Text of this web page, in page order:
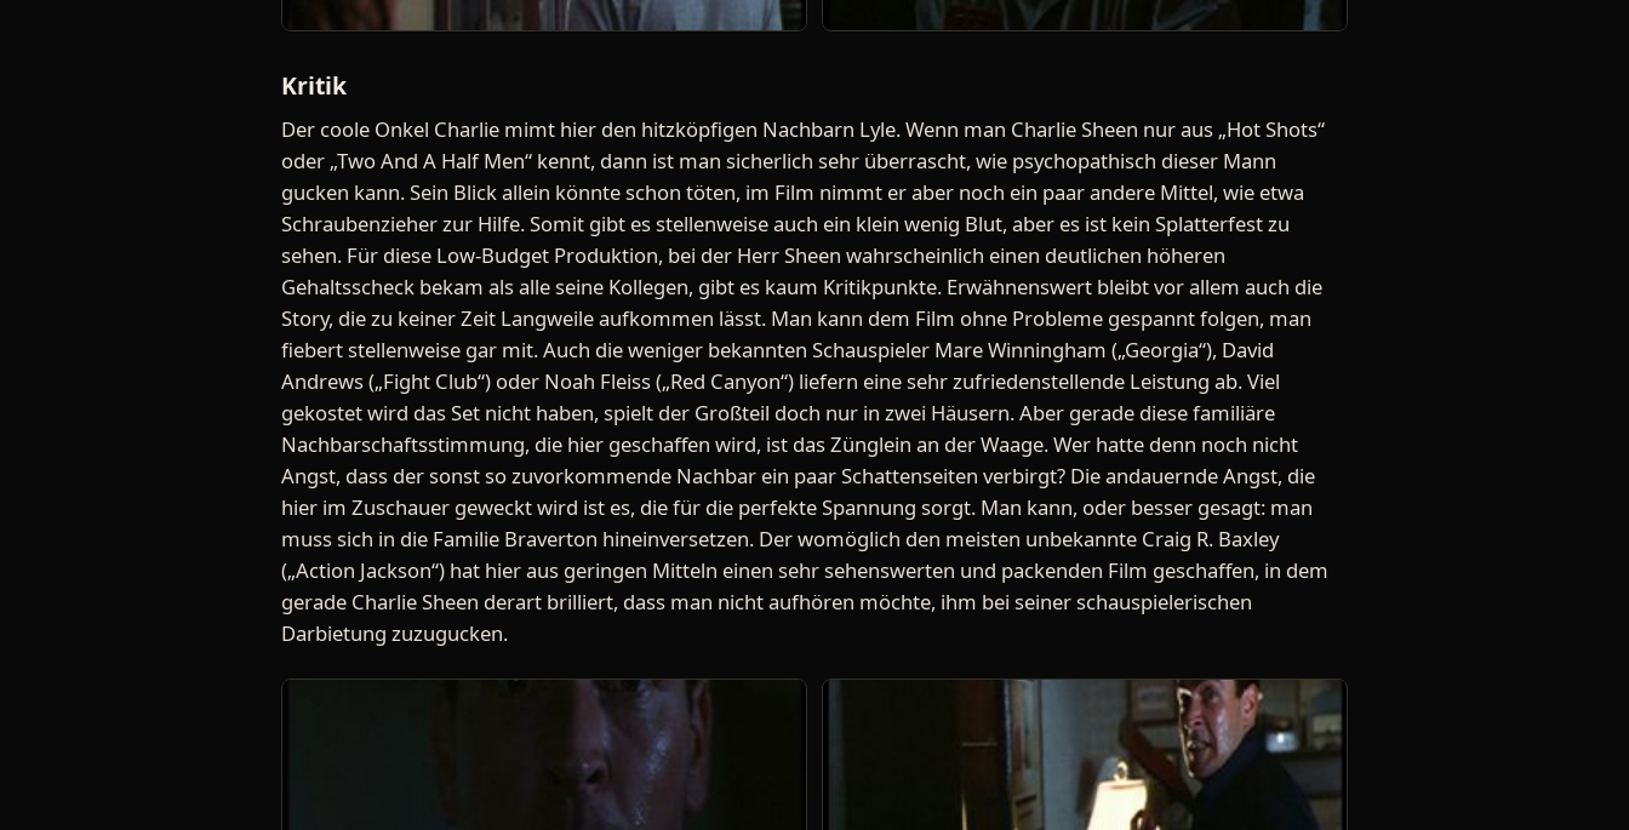
Kritik
Der coole Onkel Charlie mimt hier den hitzköpfigen Nachbarn Lyle. Wenn man Charlie Sheen nur aus „Hot Shots“
oder „Two And A Half Men“ kennt, dann ist man sicherlich sehr überrascht, wie psychopathisch dieser Mann
gucken kann. Sein Blick allein könnte schon töten, im Film nimmt er aber noch ein paar andere Mittel, wie etwa
Schraubenzieher zur Hilfe. Somit gibt es stellenweise auch ein klein wenig Blut, aber es ist kein Splatterfest zu
sehen. Für diese Low-Budget Produktion, bei der Herr Sheen wahrscheinlich einen deutlichen höheren
Gehaltsscheck bekam als alle seine Kollegen, gibt es kaum Kritikpunkte. Erwähnenswert bleibt vor allem auch die
Story, die zu keiner Zeit Langweile aufkommen lässt. Man kann dem Film ohne Probleme gespannt folgen, man
fiebert stellenweise gar mit. Auch die weniger bekannten Schauspieler Mare Winningham („Georgia“), David
Andrews („Fight Club“) oder Noah Fleiss („Red Canyon“) liefern eine sehr zufriedenstellende Leistung ab. Viel
gekostet wird das Set nicht haben, spielt der Großteil doch nur in zwei Häusern. Aber gerade diese familiäre
Nachbarschaftsstimmung, die hier geschaffen wird, ist das Zünglein an der Waage. Wer hatte denn noch nicht
Angst, dass der sonst so zuvorkommende Nachbar ein paar Schattenseiten verbirgt? Die andauernde Angst, die
hier im Zuschauer geweckt wird ist es, die für die perfekte Spannung sorgt. Man kann, oder besser gesagt: man
muss sich in die Familie Braverton hineinversetzen. Der womöglich den meisten unbekannte Craig R. Baxley
(„Action Jackson“) hat hier aus geringen Mitteln einen sehr sehenswerten und packenden Film geschaffen, in dem
gerade Charlie Sheen derart brilliert, dass man nicht aufhören möchte, ihm bei seiner schauspielerischen
Darbietung zuzugucken.